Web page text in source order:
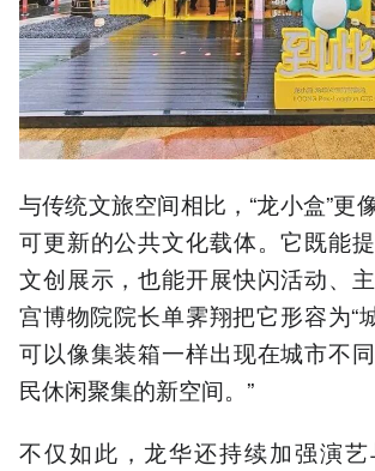
与传统文旅空间相比，“龙小盒”更
可更新的公共文化载体。它既能提
文创展示，也能开展快闪活动、
宫博物院院长单霁翔把它形容为“
可以像集装箱一样出现在城市不
民休闲聚集的新空间。”
不仅如此，龙华还持续加强演